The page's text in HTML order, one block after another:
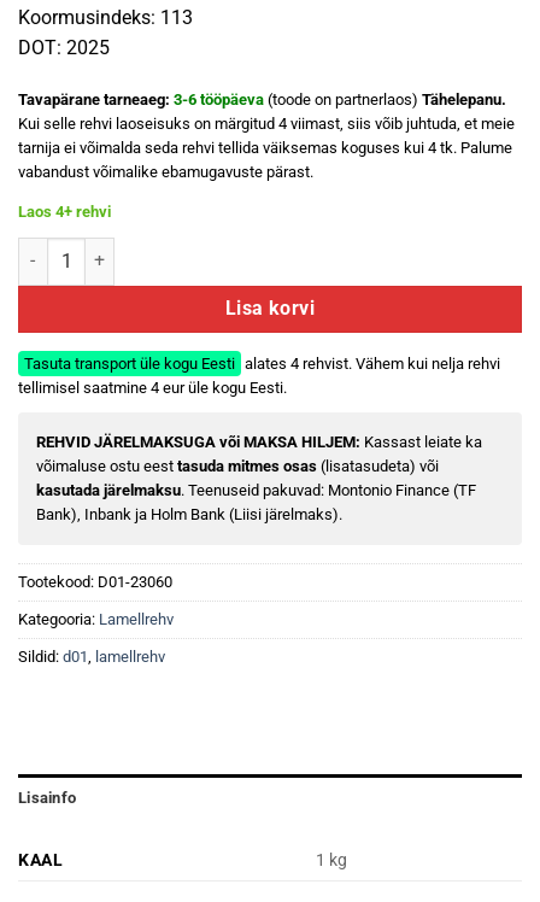
Koormusindeks: 113
DOT: 2025
Tavapärane tarneaeg: 3-6 tööpäeva (toode on partnerlaos) Tähelepanu.
Kui selle rehvi laoseisuks on märgitud 4 viimast, siis võib juhtuda, et meie
tarnija ei võimalda seda rehvi tellida väiksemas koguses kui 4 tk. Palume
vabandust võimalike ebamugavuste pärast.
Laos 4+ rehvi
MICHELIN X-ICE SNOW SUV 275/55 R20 kogus
Lisa korvi
Tasuta transport üle kogu Eesti alates 4 rehvist. Vähem kui nelja rehvi
tellimisel saatmine 4 eur üle kogu Eesti.
REHVID JÄRELMAKSUGA või MAKSA HILJEM: Kassast leiate ka
võimaluse ostu eest tasuda mitmes osas (lisatasudeta) või
kasutada järelmaksu. Teenuseid pakuvad: Montonio Finance (TF
Bank), Inbank ja Holm Bank (Liisi järelmaks).
Tootekood: D01-23060
Kategooria: Lamellrehv
Sildid: d01 lamellrehv
Lisainfo
KAAL 1 kg